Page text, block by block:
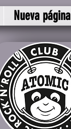
Nueva página